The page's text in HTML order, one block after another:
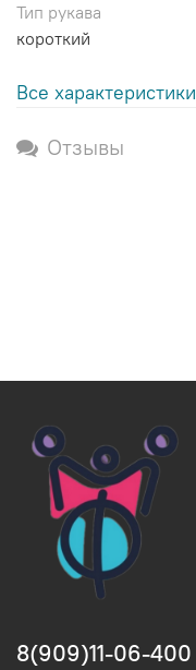
Тип рукава
короткий
Все характеристики
Отзывы
8(909)11-06-400